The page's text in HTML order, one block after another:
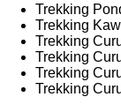
Trekking
Trekking
Trekking
Trekking
Trekking
Trekking